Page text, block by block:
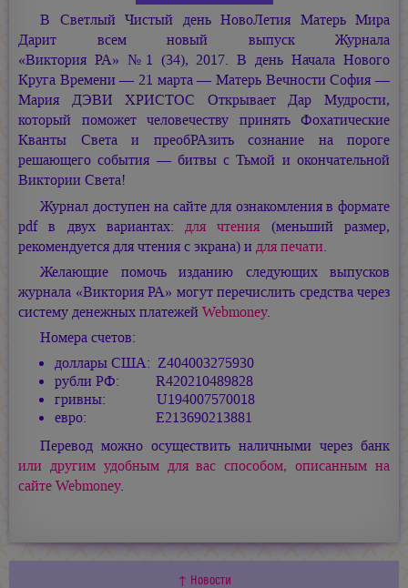
В Светлый Чистый день НовоЛетия Матерь Мира
Дарит всем новый выпуск Журнала
«Виктория РА» №1 (34), 2017. В день Начала Нового
Круга Времени — 21 марта — Матерь Вечности София —
Мария ДЭВИ ХРИСТОС Открывает Дар Мудрости,
который поможет человечеству принять Фохатические
Кванты Света и преобРАзить сознание на пороге
решающего события — битвы с Тьмой и окончательной
Виктории Света!
Журнал доступен на сайте для ознакомления в формате
pdf в двух вариантах:для чтения (меньший размер,
рекомендуется для чтения с экрана) идля печати.
Желающие помочь изданию следующих выпусков
журнала «Виктория РА» могут перечислить средства через
систему денежных платежейWebmoney.
Номера счетов:
доллары США: Z404003275930
рубли РФ: R420210489828
гривны: U194007570018
евро: E213690213881
Перевод можно осуществить наличными через банк
или другим удобным для вас способом, описанным на
сайте Webmoney.
↑ Новости